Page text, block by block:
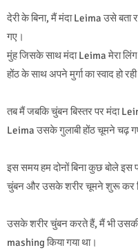
देरी के बिना, मैं मंदा Leima उसे बता
गए।
मुंह जिसके साथ मंदा Leima मेरा
होंठ के साथ अपने मुर्गा का स्वाद हो
तब मैं जबकि चुंबन बिस्तर पर मंदा
Leima उसके गुलाबी होंठ चूमने चढ़
इस समय हम दोनों बिना कुछ बोले
चुंबन और उसके शरीर चूमने शुरू कर
उसके शरीर चुंबन करते हैं, मैं भी उसकी
mashing किया गया था।